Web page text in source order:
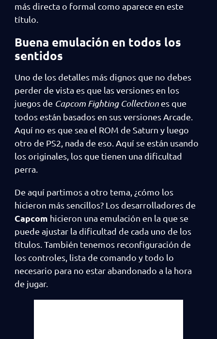
más directa o formal como aparece en este
título.
Buena emulación en todos los
sentidos
Uno de los detalles más dignos que no debes
perder de vista es que las versiones en los
juegos de Capcom Fighting Collection es que
todos están basados en sus versiones Arcade.
Aquí no es que sea el ROM de Saturn y luego
otro de PS2, nada de eso. Aquí se están usando
los originales, los que tienen una dificultad
perra.
De aquí partimos a otro tema, ¿cómo los
hicieron más sencillos? Los desarrolladores de
Capcom hicieron una emulación en la que se
puede ajustar la dificultad de cada uno de los
títulos. También tenemos reconfiguración de
los controles, lista de comando y todo lo
necesario para no estar abandonado a la hora
de jugar.